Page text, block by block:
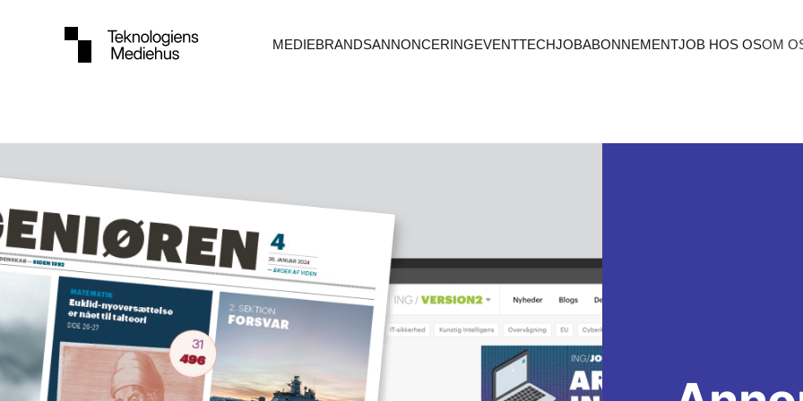
MEDIEBRANDSANNONCERINGEVENTTECHJOBABONNEMENTJOB HOS OSOM